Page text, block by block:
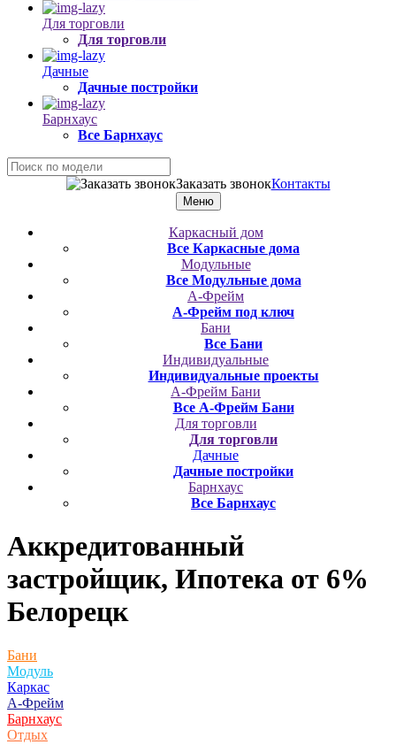
Для торговли
Для торговли
Дачные
Дачные постройки
Барнхаус
Все Барнхаус
Заказать звонокКонтакты
Меню
Каркасный дом
Все Каркасные дома
Модульные
Все Модульные дома
А-Фрейм
А-Фрейм под ключ
Бани
Все Бани
Индивидуальные
Индивидуальные проекты
А-Фрейм Бани
Все А-Фрейм Бани
Для торговли
Для торговли
Дачные
Дачные постройки
Барнхаус
Все Барнхаус
Аккредитованный
застройщик, Ипотека от 6%
Белорецк
Бани
Модуль
Каркас
А-Фрейм
Барнхаус
Отдых